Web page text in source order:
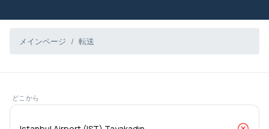
メインページ 転送
どこから